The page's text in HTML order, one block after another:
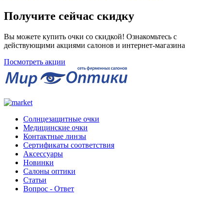
Получите сейчас скидку
Вы можете купить очки со скидкой! Ознакомьтесь с
действующими акциями салонов и интернет-магазина
Посмотреть акции
Солнцезащитные очки
Медицинские очки
Контактные линзы
Сертификаты соответствия
Аксессуары
Новинки
Салоны оптики
Статьи
Вопрос - Ответ